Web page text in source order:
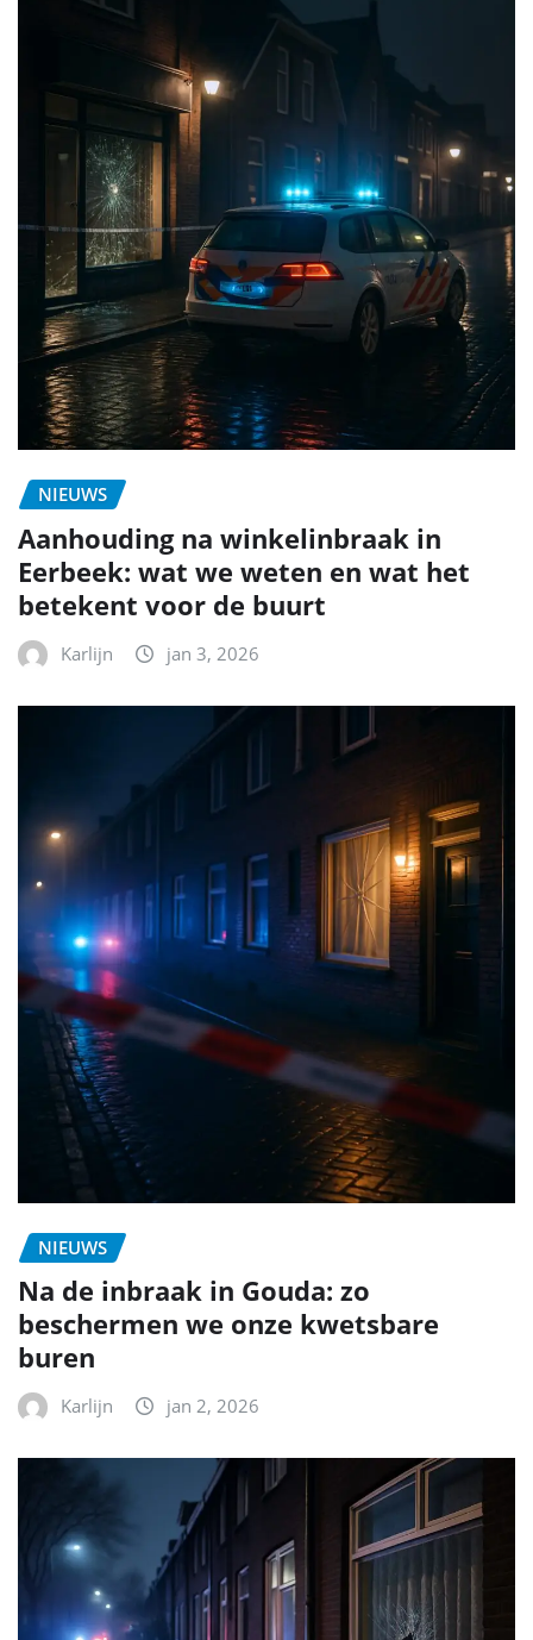
NIEUWS
Aanhouding na winkelinbraak in
Eerbeek: wat we weten en wat het
betekent voor de buurt
Karlijn jan 3, 2026
NIEUWS
Na de inbraak in Gouda: zo
beschermen we onze kwetsbare
buren
Karlijn jan 2, 2026